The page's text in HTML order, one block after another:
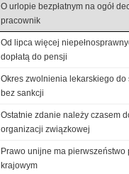
O urlopie bezpłatnym na ogół
pracownik
Od lipca więcej
dopłatą do pensji
Okres zwolnienia lekarskiego do
bez sankcji
Ostatnie zdanie należy czasem
organizacji związkowej
Prawo unijne ma pierwszeństwo
krajowym